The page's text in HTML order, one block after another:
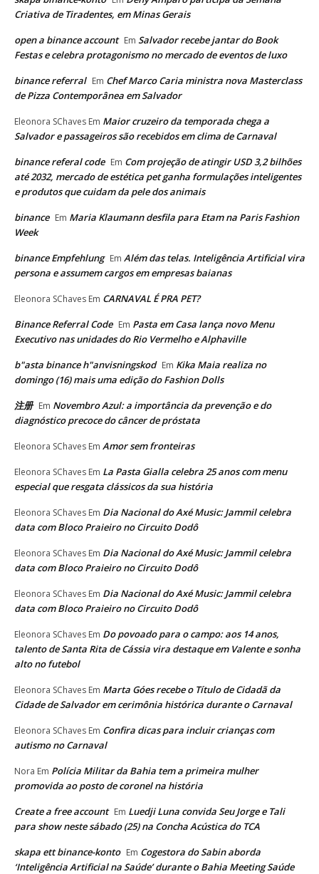
Criativa de Tiradentes, em Minas Gerais
open a binance account Em Salvador recebe jantar do Book
Festas e celebra protagonismo no mercado de eventos de luxo
binance referral Em Chef Marco Caria ministra nova Masterclass
de Pizza Contemporânea em Salvador
Eleonora SChaves Em Maior cruzeiro da temporada chega a
Salvador e passageiros são recebidos em clima de Carnaval
binance referal code Em Com projeção de atingir USD 3,2 bilhões
até 2032, mercado de estética pet ganha formulações inteligentes
e produtos que cuidam da pele dos animais
binance Em Maria Klaumann desfila para Etam na Paris Fashion
Week
binance Empfehlung Em Além das telas. Inteligência Artificial vira
persona e assumem cargos em empresas baianas
Eleonora SChaves Em CARNAVAL É PRA PET?
Binance Referral Code Em Pasta em Casa lança novo Menu
Executivo nas unidades do Rio Vermelho e Alphaville
b"asta binance h"anvisningskod Em Kika Maia realiza no
domingo (16) mais uma edição do Fashion Dolls
注册 Em Novembro Azul: a importância da prevenção e do
diagnóstico precoce do câncer de próstata
Eleonora SChaves Em Amor sem fronteiras
Eleonora SChaves Em La Pasta Gialla celebra 25 anos com menu
especial que resgata clássicos da sua história
Eleonora SChaves Em Dia Nacional do Axé Music: Jammil celebra
data com Bloco Praieiro no Circuito Dodô
Eleonora SChaves Em Dia Nacional do Axé Music: Jammil celebra
data com Bloco Praieiro no Circuito Dodô
Eleonora SChaves Em Dia Nacional do Axé Music: Jammil celebra
data com Bloco Praieiro no Circuito Dodô
Eleonora SChaves Em Do povoado para o campo: aos 14 anos,
talento de Santa Rita de Cássia vira destaque em Valente e sonha
alto no futebol
Eleonora SChaves Em Marta Góes recebe o Título de Cidadã da
Cidade de Salvador em cerimônia histórica durante o Carnaval
Eleonora SChaves Em Confira dicas para incluir crianças com
autismo no Carnaval
Nora Em Polícia Militar da Bahia tem a primeira mulher
promovida ao posto de coronel na história
Create a free account Em Luedji Luna convida Seu Jorge e Tali
para show neste sábado (25) na Concha Acústica do TCA
skapa ett binance-konto Em Cogestora do Sabin aborda
‘Inteligência Artificial na Saúde’ durante o Bahia Meeting Saúde